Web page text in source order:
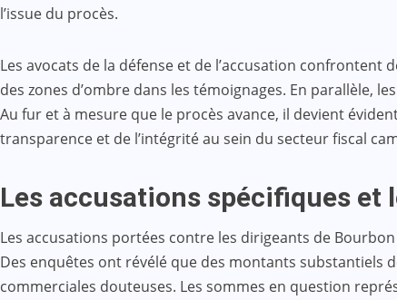
l’issue du procès.
Les avocats de la défense et de l’accusation
des zones d’ombre dans les témoignages. En parallèle,
Au fur et à mesure que le procès avance, il devient
transparence et de l’intégrité au sein du secteur fiscal
Les accusations spécifiques et
Les accusations portées contre les dirigeants de
Des enquêtes ont révélé que des montants substantiels
commerciales douteuses. Les sommes en question